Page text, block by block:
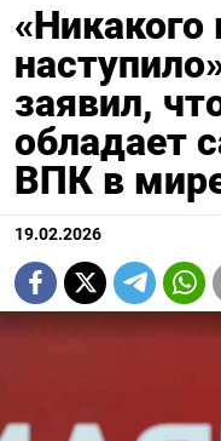
«Никакого
заявил,
ВПК в
19.02.2026